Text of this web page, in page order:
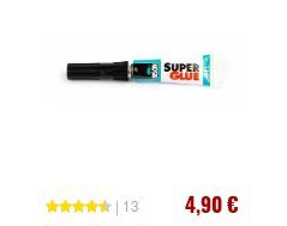
4,90 €
| 13